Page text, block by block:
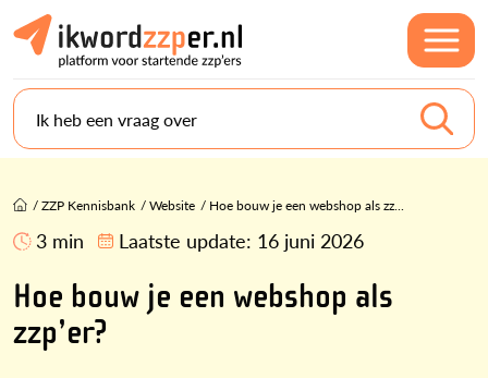
Ik heb een vraag over
/ZZP Kennisbank /Website / Hoe bouw je een webshop als zz...
3 min Laatste update: 16 juni 2026
Hoe bouw je een webshop als
zzp’er?